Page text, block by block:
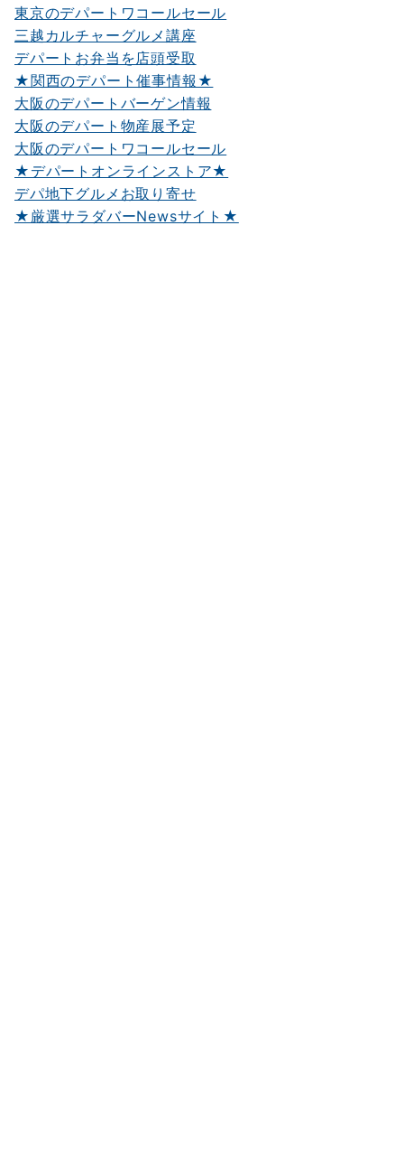
東京のデパートワコールセール
三越カルチャーグルメ講座
デパートお弁当を店頭受取
★関西のデパート催事情報★
大阪のデパートバーゲン情報
大阪のデパート物産展予定
大阪のデパートワコールセール
★デパートオンラインストア★
デパ地下グルメお取り寄せ
★厳選サラダバーNewsサイト★